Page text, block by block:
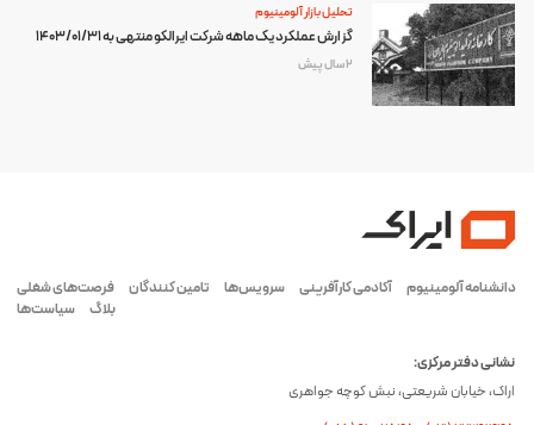
تحلیل بازار آلومینیوم
گزارش عملکرد یک ماهه شرکت ایرالکو منتهی به 1403/01/31
2 سال پیش
دانشنامه آلومینیوم آکادمی کارآفرینی سرویس‌ها تامین کنندگان
فرصت‌های شغلی
بلاگ
سیاست‌ها
نشانی دفتر مرکزی:
اراک، خیابان شریعتی، نبش کوچه جواهری